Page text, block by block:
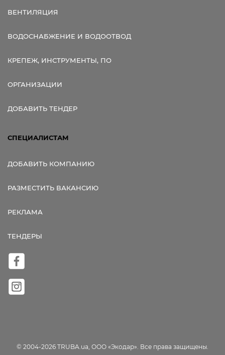
ВЕНТИЛЯЦИЯ
ВОДОСНАБЖЕНИЕ И ВОДООТВОД
КРЕПЕЖ, ИНСТРУМЕНТЫ, ПО
ОРГАНИЗАЦИИ
ДОБАВИТЬ ТЕНДЕР
СПЕЦИАЛИСТАМ
ДОБАВИТЬ КОМПАНИЮ
РАЗМЕСТИТЬ ВАКАНСИЮ
РЕКЛАМА
ТЕНДЕРЫ
© 2004-2026 TRUBA.ua, ООО «Экодар». Все права защищены.